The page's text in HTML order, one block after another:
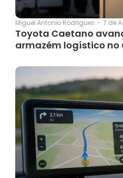
Miguel Antonio Rodrigues - 7 de
Toyota Caetano
armazém logístico no